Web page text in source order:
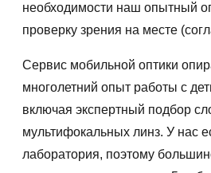
необходимости наш опытный
проверку зрения на месте
Сервис мобильной оптики
многолетний опыт работы с
включая экспертный подбор
мультифокальных линз. У нас
лаборатория, поэтому